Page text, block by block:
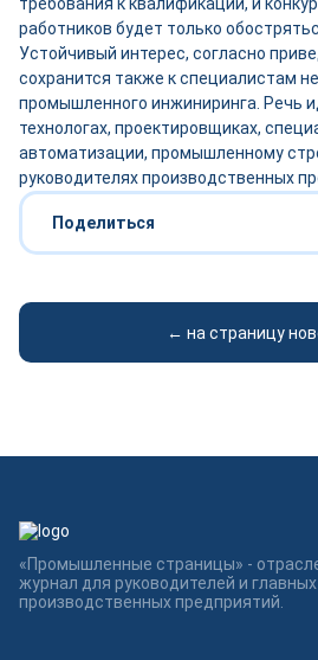
работников будет только
Устойчивый интерес, согласно
сохранится также к специалистам
промышленного инжиниринга. Речь
технологах, проектировщиках,
автоматизации, промышленному
руководителях производственных
Поделиться
← на страницу
«Промышленные страницы» -
журнал для руководителей и
производственных предприятий.